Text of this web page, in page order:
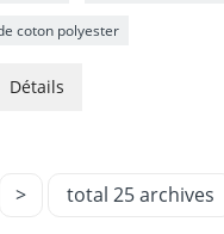
coton polyester
Détails
> total 25 archives